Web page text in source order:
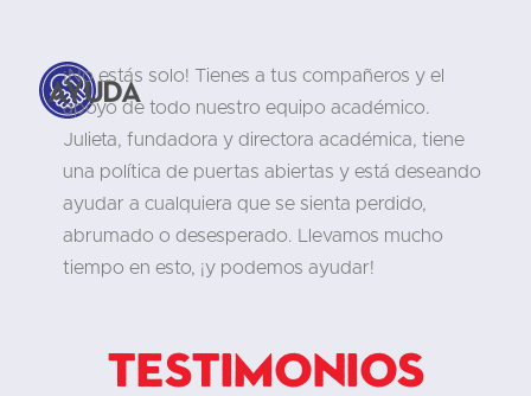
Ayuda
¡No estás solo! Tienes a tus compañeros y el
apoyo de todo nuestro equipo académico.
Julieta, fundadora y directora académica, tiene
una política de puertas abiertas y está deseando
ayudar a cualquiera que se sienta perdido,
abrumado o desesperado. Llevamos mucho
tiempo en esto, ¡y podemos ayudar!
Testimonios